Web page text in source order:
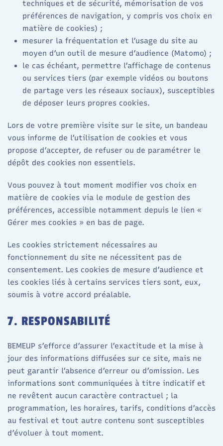
techniques et de sécurité, mémorisation de vos
préférences de navigation, y compris vos choix en
matière de cookies) ;
mesurer la fréquentation et l’usage du site au
moyen d’un outil de mesure d’audience (Matomo) ;
le cas échéant, permettre l’affichage de contenus
ou services tiers (par exemple vidéos ou boutons
de partage vers les réseaux sociaux), susceptibles
de déposer leurs propres cookies.
Lors de votre première visite sur le site, un bandeau
vous informe de l’utilisation de cookies et vous
propose d’accepter, de refuser ou de paramétrer le
dépôt des cookies non essentiels.
Vous pouvez à tout moment modifier vos choix en
matière de cookies via le module de gestion des
préférences, accessible notamment depuis le lien «
Gérer mes cookies » en bas de page.
Les cookies strictement nécessaires au
fonctionnement du site ne nécessitent pas de
consentement. Les cookies de mesure d’audience et
les cookies liés à certains services tiers sont, eux,
soumis à votre accord préalable.
7. RESPONSABILITÉ
BEMEUP s’efforce d’assurer l’exactitude et la mise à
jour des informations diffusées sur ce site, mais ne
peut garantir l’absence d’erreur ou d’omission. Les
informations sont communiquées à titre indicatif et
ne revêtent aucun caractère contractuel ; la
programmation, les horaires, tarifs, conditions d’accès
au festival et tout autre contenu sont susceptibles
d’évoluer à tout moment.